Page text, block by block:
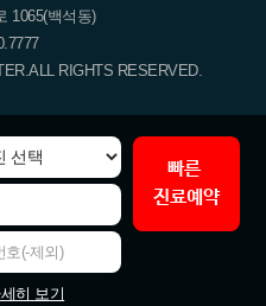
1065(백석동)
RIGHTS RESERVED.
빠른
진료예약
히 보기